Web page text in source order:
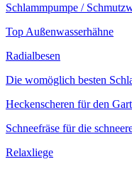
Schlammpumpe /
Top Außenwasserhähne
Radialbesen
Die womöglich besten
Heckenscheren für den
Schneefräse für die
Relaxliege